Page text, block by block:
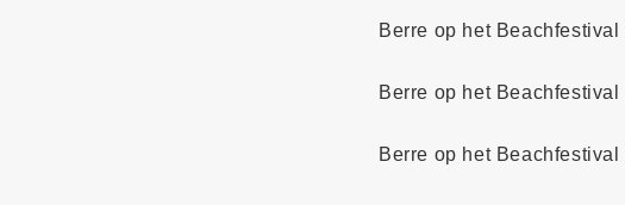
Berre op het
Berre op het
Berre op het